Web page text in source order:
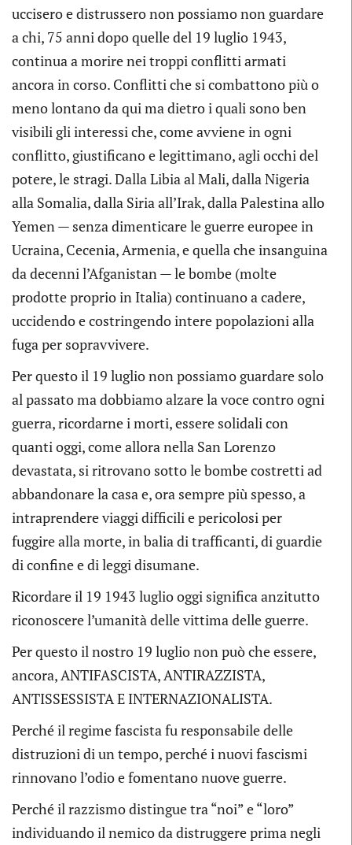
uccisero e distrussero non possiamo non guardare
a chi, 75 anni dopo quelle del 19 luglio 1943,
continua a morire nei troppi conflitti armati
ancora in corso. Conflitti che si combattono più o
meno lontano da qui ma dietro i quali sono ben
visibili gli interessi che, come avviene in ogni
conflitto, giustificano e legittimano, agli occhi del
potere, le stragi. Dalla Libia al Mali, dalla Nigeria
alla Somalia, dalla Siria all’Irak, dalla Palestina allo
Yemen — senza dimenticare le guerre europee in
Ucraina, Cecenia, Armenia, e quella che insanguina
da decenni l’Afganistan — le bombe (molte
prodotte proprio in Italia) continuano a cadere,
uccidendo e costringendo intere popolazioni alla
fuga per sopravvivere.
Per questo il 19 luglio non possiamo guardare solo
al passato ma dobbiamo alzare la voce contro ogni
guerra, ricordarne i morti, essere solidali con
quanti oggi, come allora nella San Lorenzo
devastata, si ritrovano sotto le bombe costretti ad
abbandonare la casa e, ora sempre più spesso, a
intraprendere viaggi difficili e pericolosi per
fuggire alla morte, in balia di trafficanti, di guardie
di confine e di leggi disumane.
Ricordare il 19 1943 luglio oggi significa anzitutto
riconoscere l’umanità delle vittima delle guerre.
Per questo il nostro 19 luglio non può che essere,
ancora, ANTIFASCISTA, ANTIRAZZISTA,
ANTISSESSISTA E INTERNAZIONALISTA.
Perché il regime fascista fu responsabile delle
distruzioni di un tempo, perché i nuovi fascismi
rinnovano l’odio e fomentano nuove guerre.
Perché il razzismo distingue tra “noi” e “loro”
individuando il nemico da distruggere prima negli